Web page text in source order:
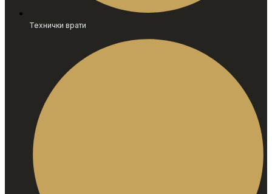
Технички врати